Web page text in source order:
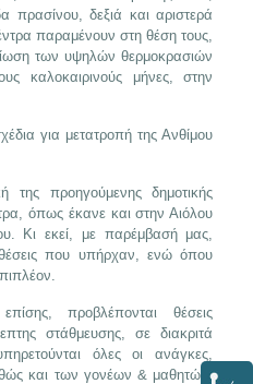
πρασίνου, δεξιά και αριστερά
παραμένουν στη θέση τους,
των υψηλών θερμοκρασιών
καλοκαιρινούς μήνες, στην
για μετατροπή της Ανθίμου
της προηγούμενης δημοτικής
όπως έκανε και στην Αιόλου
Κι εκεί, με παρέμβασή μας,
που υπήρχαν, ενώ όπου
προβλέπονται θέσεις
στάθμευσης, σε διακριτά
όλες οι ανάγκες,
και των γονέων & μαθητών,